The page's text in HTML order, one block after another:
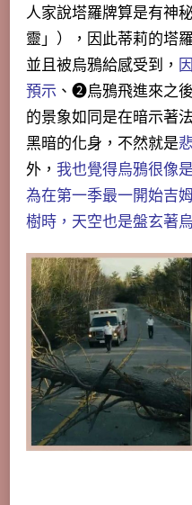
人家說塔羅牌算是有神
靈」），因此蒂莉的塔
並且被烏鴉給感受到，
預示 、❷烏鴉飛進來之
的景象如同是在暗示著
黑暗的化身，不然就是
外， 我也覺得烏鴉很像
為在第一季最一開始吉
樹時，天空也是盤玄著